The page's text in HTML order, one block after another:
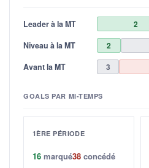
Leader à la MT 2
Niveau à la MT
2
Avant la MT
3
GOALS PAR MI-TEMPS
1ÈRE PÉRIODE
16 marqué38 concédé